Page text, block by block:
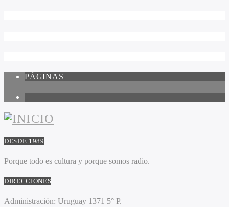
PÁGINAS
DESDE 1989
Porque todo es cultura y porque somos radio.
DIRECCIONES
Administración: Uruguay 1371 5° P.